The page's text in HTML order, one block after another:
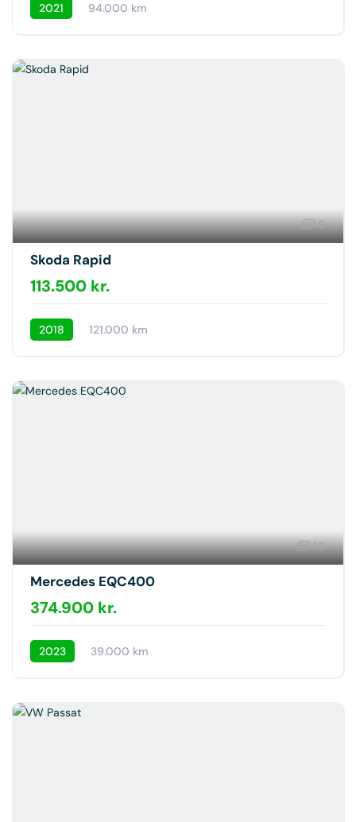
2021 94.000 km
9
Skoda Rapid
113.500 kr.
2018 121.000 km
19
Mercedes EQC400
374.900 kr.
2023 39.000 km